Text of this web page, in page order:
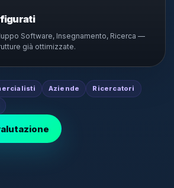
Software, Insegnamento, Ricerca —
già ottimizzate.
Aziende Ricercatori